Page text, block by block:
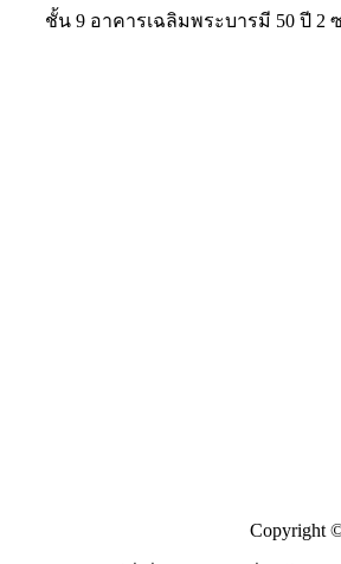
ชั้น 9 อาคารเฉลิมพระบารมี 50 ปี 2
Copyright